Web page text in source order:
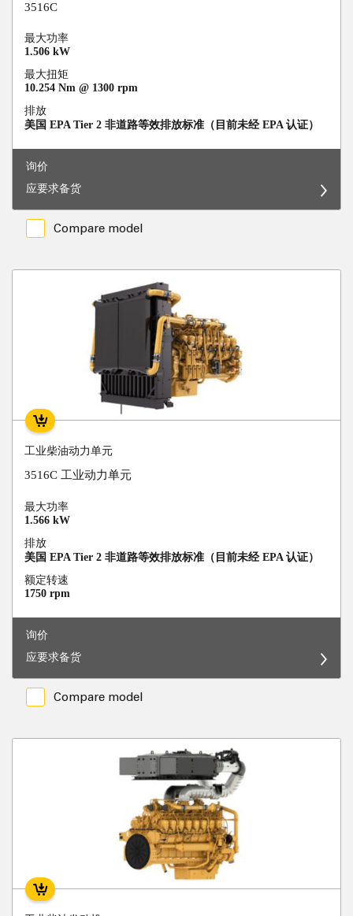
3516C
最大功率
1.506 kW
最大扭矩
10.254 Nm @ 1300 rpm
排放
美国 EPA Tier 2 非道路等效排放标准（目前未经 EPA 认证）
询价
应要求备货
Compare model
工业柴油动力单元
3516C 工业动力单元
最大功率
1.566 kW
排放
美国 EPA Tier 2 非道路等效排放标准（目前未经 EPA 认证）
额定转速
1750 rpm
询价
应要求备货
Compare model